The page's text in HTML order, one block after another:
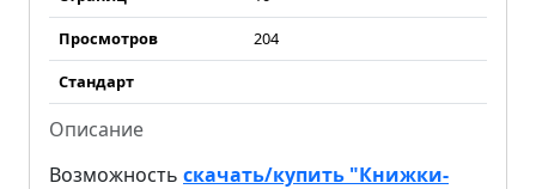
Просмотров
204
Стандарт
Описание
Возможность скачать/купить "Книжки-